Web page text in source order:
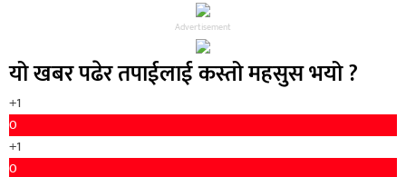
Advertisement
यो खबर पढेर तपाईलाई कस्तो महसुस भयो ?
+1
0
+1
0